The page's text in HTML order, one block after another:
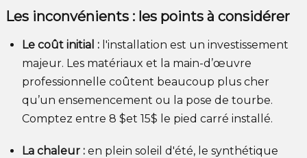
Les inconvénients : les points à considérer
Le coût initial : l'installation est un investissement
majeur. Les matériaux et la main-d’œuvre
professionnelle coûtent beaucoup plus cher
qu’un ensemencement ou la pose de tourbe.
Comptez entre 8 $et 15$ le pied carré installé.
La chaleur : en plein soleil d'été, le synthétique